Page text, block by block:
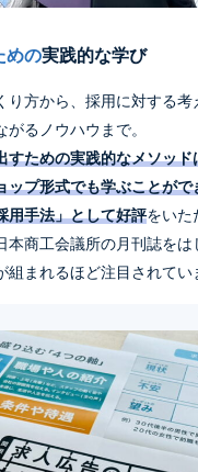
めの実践的な学び
り方から、採用に対する考
るノウハウまで。
すための実践的なメソッド
ップ形式でも学ぶことがで
用手法」として好評をいた
本商工会議所の月刊誌をは
組まれるほど注目されてい